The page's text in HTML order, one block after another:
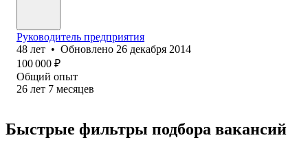
Руководитель предприятия
48 лет • Обновлено 26 декабря 2014
100 000 ₽
Общий опыт
26 лет 7 месяцев
Быстрые фильтры подбора вакансий